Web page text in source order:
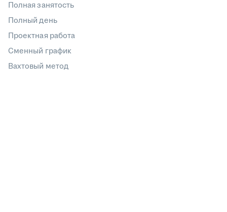
Полная занятость
Полный день
Проектная работа
Сменный график
Вахтовый метод